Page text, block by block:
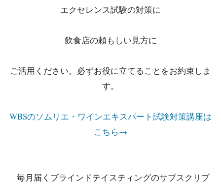
エクセレンス試験の対策に
飲食店の頼もしい見方に
ご活用ください。必ずお役に立てることをお約束しま
す。
WBSのソムリエ・ワインエキスパート試験対策講座は
こちら→
毎月届くブラインドテイスティングのサブスクリプ